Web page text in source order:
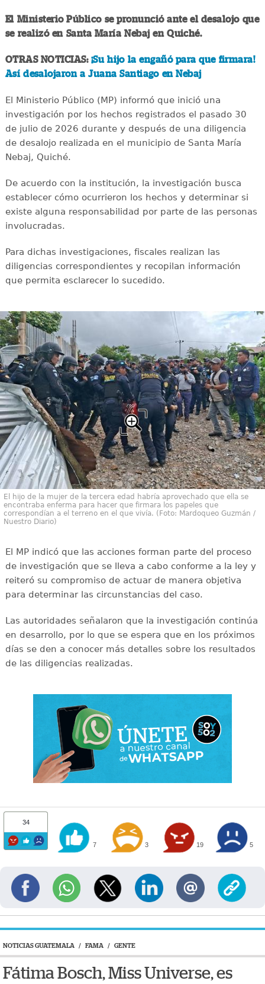
El Ministerio Público se pronunció ante el desalojo que
se realizó en Santa María Nebaj en Quiché.
OTRAS NOTICIAS: ¡Su hijo la engañó para que firmara!
Así desalojaron a Juana Santiago en Nebaj
El Ministerio Público (MP) informó que inició una
investigación por los hechos registrados el pasado 30
de julio de 2026 durante y después de una diligencia
de desalojo realizada en el municipio de Santa María
Nebaj, Quiché.
De acuerdo con la institución, la investigación busca
establecer cómo ocurrieron los hechos y determinar si
existe alguna responsabilidad por parte de las personas
involucradas.
Para dichas investigaciones, fiscales realizan las
diligencias correspondientes y recopilan información
que permita esclarecer lo sucedido.
El hijo de la mujer de la tercera edad habría aprovechado que ella se
encontraba enferma para hacer que firmara los papeles que
correspondían a el terreno en el que vivía. (Foto: Mardoqueo Guzmán /
Nuestro Diario)
El MP indicó que las acciones forman parte del proceso
de investigación que se lleva a cabo conforme a la ley y
reiteró su compromiso de actuar de manera objetiva
para determinar las circunstancias del caso.
Las autoridades señalaron que la investigación continúa
en desarrollo, por lo que se espera que en los próximos
días se den a conocer más detalles sobre los resultados
de las diligencias realizadas.
34
7 3 19 5
NOTICIAS GUATEMALA / FAMA / GENTE
Fátima Bosch, Miss Universe, es